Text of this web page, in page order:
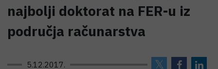
najbolji doktorat na FER-u iz
područja računarstva
5.12.2017.